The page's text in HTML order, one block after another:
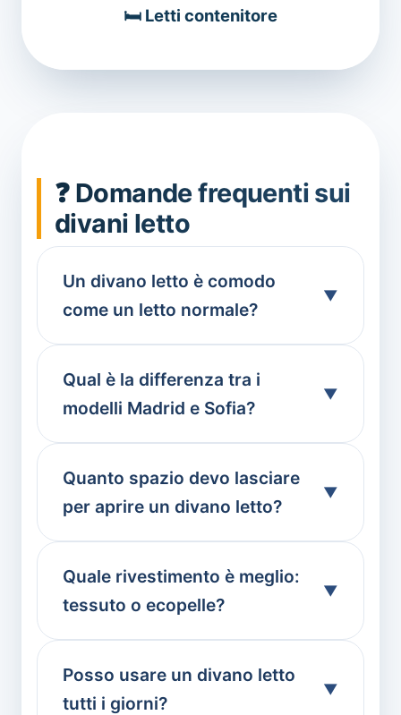
🛏️ Letti contenitore
❓ Domande frequenti sui
divani letto
Un divano letto è comodo
come un letto normale?
Qual è la differenza tra i
modelli Madrid e Sofia?
Quanto spazio devo lasciare
per aprire un divano letto?
Quale rivestimento è meglio:
tessuto o ecopelle?
Posso usare un divano letto
tutti i giorni?